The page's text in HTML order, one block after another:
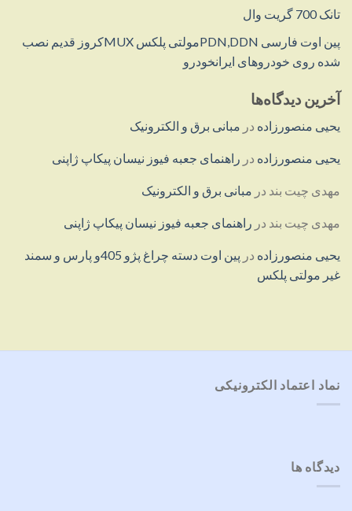
تانک 700 گریت وال
پین اوت فارسی PDN,DDNمولتی پلکس MUXکروز قدیم نصب
شده روی خودروهای ایرانخودرو
آخرین دیدگاه‌ها
یحیی منصورزاده در مبانی برق و الکترونیک
یحیی منصورزاده در راهنمای جعبه فیوز نیسان پیکاپ ژاپنی
مهدی چیت بند در مبانی برق و الکترونیک
مهدی چیت بند در راهنمای جعبه فیوز نیسان پیکاپ ژاپنی
یحیی منصورزاده در
پین اوت دسته چراغ پژو 405و پارس و سمند
غیر مولتی پلکس
نماد اعتماد الکترونیکی
دیدگاه ها